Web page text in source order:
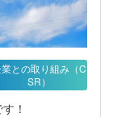
！
との取り組み（C
SR）